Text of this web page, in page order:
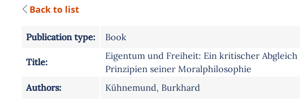
Back to list
Publication type: Book
Title:
Eigentum und Freiheit: Ein kritischer
Prinzipien seiner Moralphilosophie
Authors:
Kühnemund, Burkhard